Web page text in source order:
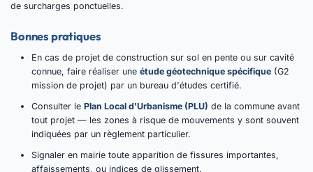
de surcharges ponctuelles.
Bonnes pratiques
En cas de projet de construction sur sol en pente ou sur cavité
connue, faire réaliser une étude géotechnique spécifique (G2
mission de projet) par un bureau d'études certifié.
Consulter le Plan Local d'Urbanisme (PLU) de la commune avant
tout projet — les zones à risque de mouvements y sont souvent
indiquées par un règlement particulier.
Signaler en mairie toute apparition de fissures importantes,
affaissements, ou indices de glissement.